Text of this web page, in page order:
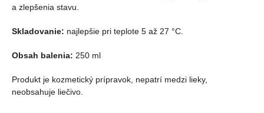
a zlepšenia stavu.
Skladovanie: najlepšie pri teplote 5 až 27 °C.
Obsah balenia: 250 ml
Produkt je kozmetický prípravok, nepatrí medzi lieky,
neobsahuje liečivo.